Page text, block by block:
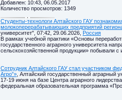
Добавлен: 10:43, 06.05.2017
Количество просмотров: 1349
Студенты-технологи Алтайского ГАУ
молокоперерабатывающих предприятий
университет", 07:42, 29.06.2026, Россия
В рамках учебной практики «Основы
государственного аграрного университета
сельскохозяйственной продукции» побывали
Сотрудник Алтайского ГАУ стал участником
Агро”» , Алтайский государственный аграрный
17-19 июня на базе Центра аграрного
федеральная образовательная программа